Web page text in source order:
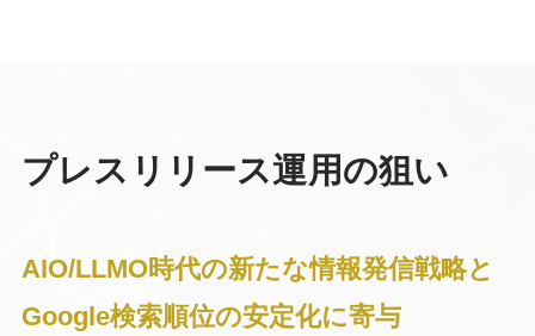
プレスリリース運用の狙い
AIO/LLMO時代の新たな情報発信戦略と
Google検索順位の安定化に寄与